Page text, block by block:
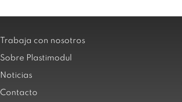
Trabaja con nosotros
Sobre Plastimodul
Noticias
Contacto